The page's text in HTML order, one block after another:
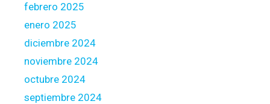
febrero 2025
enero 2025
diciembre 2024
noviembre 2024
octubre 2024
septiembre 2024